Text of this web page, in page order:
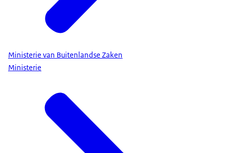
Ministerie van Buitenlandse Zaken
Ministerie